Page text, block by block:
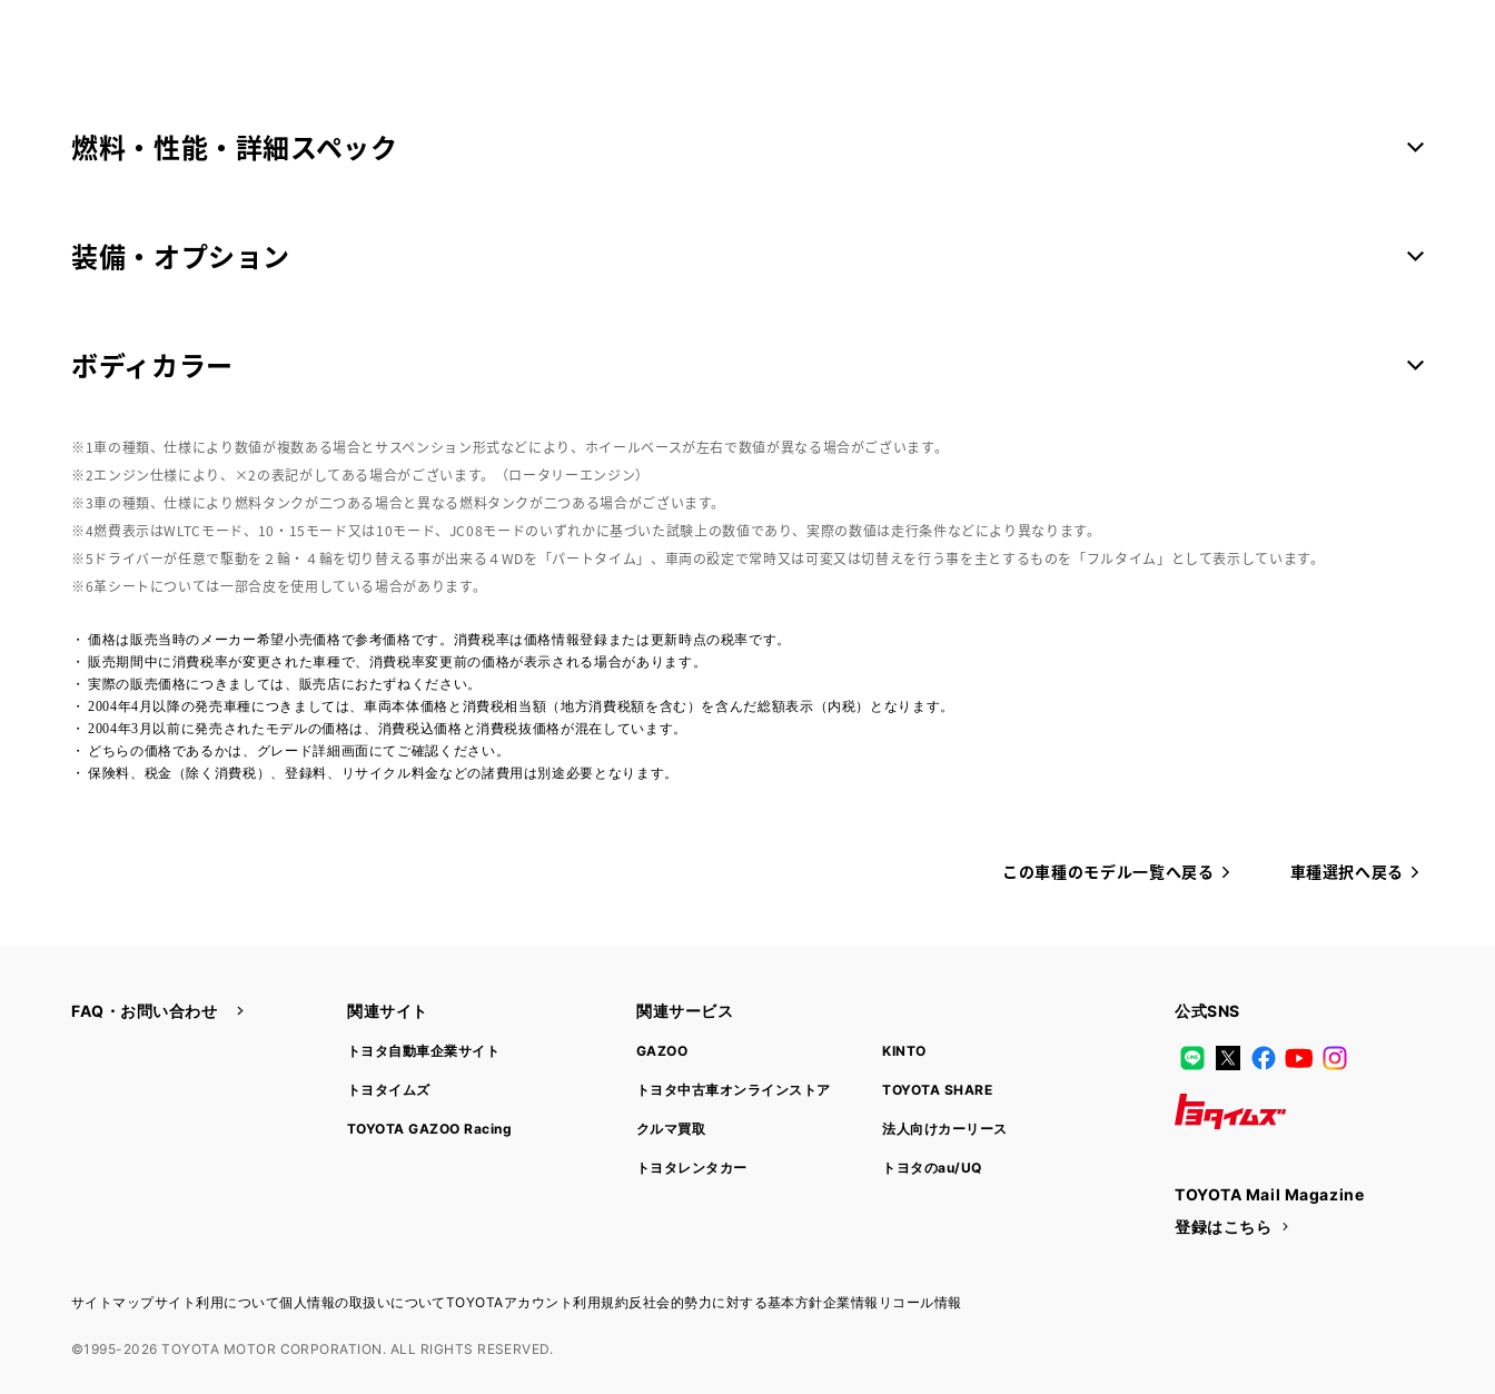
燃料・性能・詳細スペック
装備・オプション
ボディカラー
車の種類、仕様により数値が複数ある場合とサスペンション形式などにより、ホイールベースが左右で数値が異なる場合がございます。
エンジン仕様により、×2の表記がしてある場合がございます。（ロータリーエンジン）
車の種類、仕様により燃料タンクが二つある場合と異なる燃料タンクが二つある場合がございます。
燃費表示はWLTCモード、10・15モード又は10モード、JC08モードのいずれかに基づいた試験上の数値であり、実際の数値は走行条件などにより異なります。
ドライバーが任意で駆動を２輪・４輪を切り替える事が出来る４WDを「パートタイム」、車両の設定で常時又は可変又は切替えを行う事を主とするものを「フルタイム」として表示しています。
革シートについては一部合皮を使用している場合があります。
価格は販売当時のメーカー希望小売価格で参考価格です。消費税率は価格情報登録または更新時点の税率です。
販売期間中に消費税率が変更された車種で、消費税率変更前の価格が表示される場合があります。
実際の販売価格につきましては、販売店におたずねください。
2004年4月以降の発売車種につきましては、車両本体価格と消費税相当額（地方消費税額を含む）を含んだ総額表示（内税）となります。
2004年3月以前に発売されたモデルの価格は、消費税込価格と消費税抜価格が混在しています。
どちらの価格であるかは、グレード詳細画面にてご確認ください。
保険料、税金（除く消費税）、登録料、リサイクル料金などの諸費用は別途必要となります。
この車種のモデル一覧へ戻る 車種選択へ戻る
FAQ・お問い合わせ 関連サイト
トヨタ自動車企業サイト
トヨタイムズ
TOYOTA GAZOO Racing
関連サービス
GAZOO
トヨタ中古車オンラインストア
クルマ買取
トヨタレンタカー
KINTO
TOYOTA SHARE
法人向けカーリース
トヨタのau/UQ
公式SNS
LINE X Facebook
YouTube
TOYOTA Mail Magazine
登録はこちら
サイトマップサイト利用について個人情報の取扱いについてTOYOTAアカウント利用規約反社会的勢力に対する基本方針企業情報 リコール情報
©1995-2026 TOYOTA MOTOR CORPORATION. ALL RIGHTS RESERVED.